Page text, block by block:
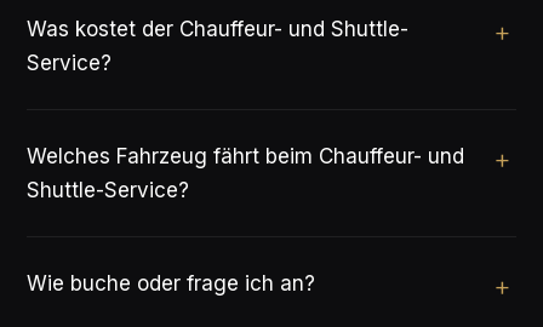
Was kostet der Chauffeur- und Shuttle-
Service?
Welches Fahrzeug fährt beim Chauffeur- und
Shuttle-Service?
Wie buche oder frage ich an?